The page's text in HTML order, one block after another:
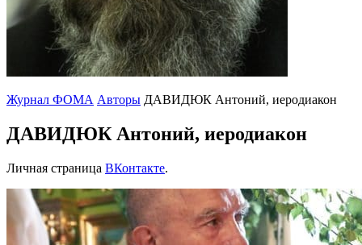
Журнал ФОМА Авторы ДАВИДЮК Антоний, иеродиакон
ДАВИДЮК Антоний, иеродиакон
Личная страница ВКонтакте.